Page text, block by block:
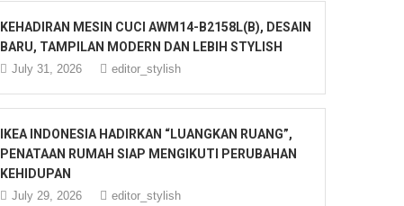
KEHADIRAN MESIN CUCI AWM14-B2158L(B), DESAIN
BARU, TAMPILAN MODERN DAN LEBIH STYLISH
July 31, 2026 editor_stylish
IKEA INDONESIA HADIRKAN “LUANGKAN RUANG”,
PENATAAN RUMAH SIAP MENGIKUTI PERUBAHAN
KEHIDUPAN
July 29, 2026 editor_stylish